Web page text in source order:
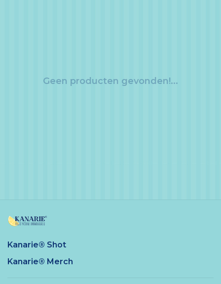
Geen producten gevonden!...
Kanarie® Shot
Kanarie® Merch